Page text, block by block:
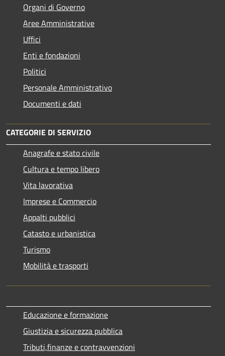
Organi di Governo
Aree Amministrative
Uffici
Enti e fondazioni
Politici
Personale Amministrativo
Documenti e dati
CATEGORIE DI SERVIZIO
Anagrafe e stato civile
Cultura e tempo libero
Vita lavorativa
Imprese e Commercio
Appalti pubblici
Catasto e urbanistica
Turismo
Mobilità e trasporti
Educazione e formazione
Giustizia e sicurezza pubblica
Tributi,finanze e contravvenzioni